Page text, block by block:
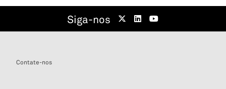
Siga-nos
Contate-nos